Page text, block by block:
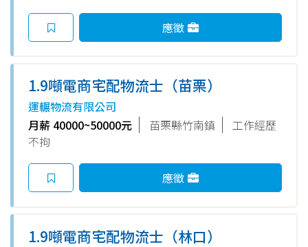
應徵
1.9噸電商宅配物流士（苗栗）
運輾物流有限公司
月薪 40000~50000元
苗栗縣竹南鎮
工作經歷
不拘
應徵
1.9噸電商宅配物流士（林口）